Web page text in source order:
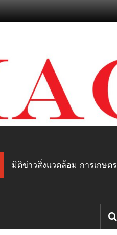
มิติข่าวสิ่งแวดล้อม-การเกษตร